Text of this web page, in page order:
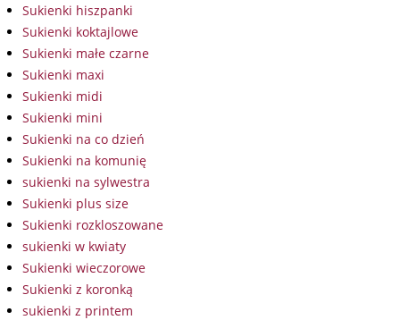
Sukienki hiszpanki
Sukienki koktajlowe
Sukienki małe czarne
Sukienki maxi
Sukienki midi
Sukienki mini
Sukienki na co dzień
Sukienki na komunię
sukienki na sylwestra
Sukienki plus size
Sukienki rozkloszowane
sukienki w kwiaty
Sukienki wieczorowe
Sukienki z koronką
sukienki z printem